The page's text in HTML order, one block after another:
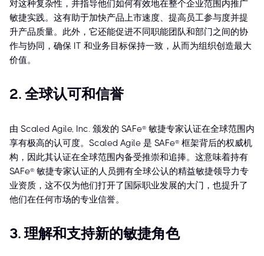
对这种复杂性，并指导他们如何有效地在整个企业范围内推广
敏捷实践。这有助于加快产品上市速度、提高员工参与度并提
升产品质量。此外，它还能促进不同职能团队和部门之间的协
作与协同，确保 IT 和业务目标保持一致，从而为组织创造最大
价值。
2. 全球认可和信誉
由 Scaled Agile, Inc. 颁发的 SAFe® 敏捷专家认证在全球范围内
享有极高的认可度。Scaled Agile 是 SAFe® 框架背后的权威机
构，因此其认证在全球范围内备受推崇和追捧。这意味着持有
SAFe® 敏捷专家认证的人员拥有全球公认的精益敏捷领导力专
业资质，这不仅为他们打开了国际职业发展的大门，也提升了
他们在任何市场的专业信誉。
3. 理解和支持新的敏捷角色